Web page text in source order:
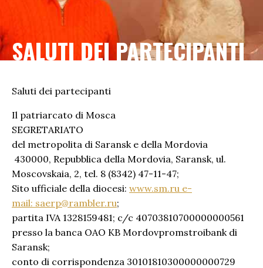
SALUTI DEI PARTECIPANTI
Saluti dei partecipanti
Il patriarcato di Mosca
SEGRETARIATO
del metropolita di Saransk e della Mordovia
430000, Repubblica della Mordovia, Saransk, ul.
Moscovskaia, 2, tel. 8 (8342) 47-11-47;
Sito ufficiale della diocesi: www.sm.ru e-
mail: saerp@rambler.ru;
partita IVA 1328159481; c/c 40703810700000000561
presso la banca OAO KB Mordovpromstroibank di
Saransk;
conto di corrispondenza 30101810300000000729